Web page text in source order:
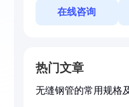
在线咨询
热门文章
无缝钢管的常用规格